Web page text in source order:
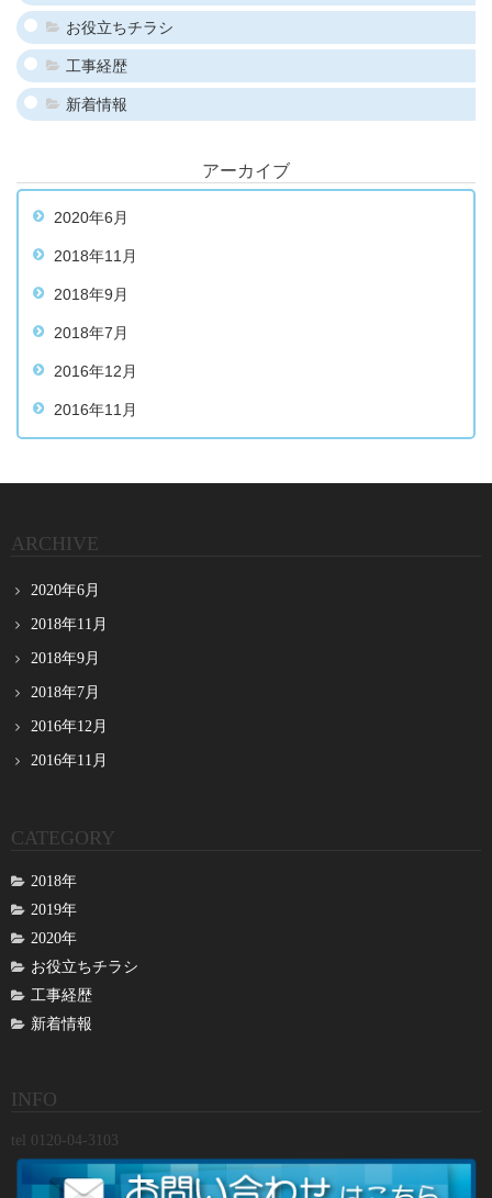
お役立ちチラシ
工事経歴
新着情報
アーカイブ
2020年6月
2018年11月
2018年9月
2018年7月
2016年12月
2016年11月
ARCHIVE
2020年6月
2018年11月
2018年9月
2018年7月
2016年12月
2016年11月
CATEGORY
2018年
2019年
2020年
お役立ちチラシ
工事経歴
新着情報
INFO
tel 0120-04-3103